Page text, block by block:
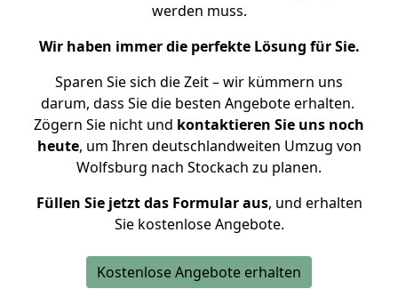
werden muss.
Wir haben immer die perfekte Lösung für Sie.
Sparen Sie sich die Zeit – wir kümmern uns
darum, dass Sie die besten Angebote erhalten.
Zögern Sie nicht und kontaktieren Sie uns noch
heute, um Ihren deutschlandweiten Umzug von
Wolfsburg nach Stockach zu planen.
Füllen Sie jetzt das Formular aus, und erhalten
Sie kostenlose Angebote.
Kostenlose Angebote erhalten